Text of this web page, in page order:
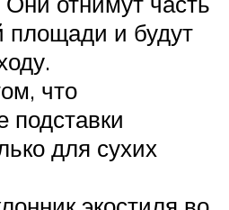
площади и будут
что
подставки
для сухих